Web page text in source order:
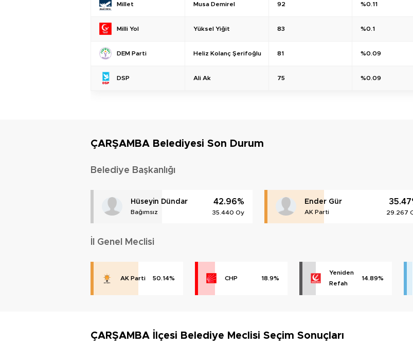
Millet Musa Demirel 92 %0.11
Milli Yol Yüksel Yiğit 83 %0.1
DEM Parti Heliz Kolanç Şerifoğlu 81 %0.09
DSP Ali Ak 75 %0.09
ÇARŞAMBA Belediyesi Son Durum
Belediye Başkanlığı
Hüseyin Dündar
Bağımsız
42.96%
35.440 Oy
Ender Gür
AK Parti 29.267
İl Genel Meclisi
AK Parti 50.14% CHP 18.9%
Yeniden
Refah
14.89%
ÇARŞAMBA İlçesi Belediye Meclisi Seçim Sonuçları